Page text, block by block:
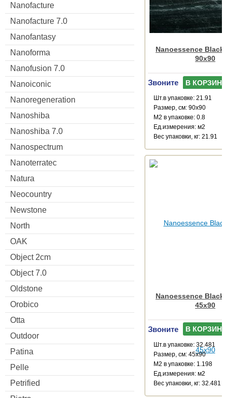
Nanofacture
Nanofacture 7.0
Nanofantasy
Nanoforma
Nanofusion 7.0
Nanoiconic
Nanoregeneration
Nanoshiba
Nanoshiba 7.0
Nanospectrum
Nanoterratec
Natura
Neocountry
Newstone
North
OAK
Object 2cm
Object 7.0
Oldstone
Orobico
Otta
Outdoor
Patina
Pelle
Petrified
Nanoessence Black
90x90
Звоните В КОРЗИНУ
Шт.в упаковке: 21.91
Размер, см: 90x90
М2 в упаковке: 0.8
Ед.измерения: м2
Веc упаковки, кг: 21.91
Nanoessence Black
45x90
Звоните В КОРЗИНУ
Шт.в упаковке: 32.481
Размер, см: 45x90
М2 в упаковке: 1.198
Ед.измерения: м2
Веc упаковки, кг: 32.481